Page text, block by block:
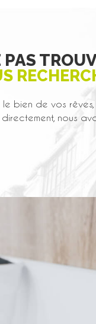
PAS
bien de vos
nous